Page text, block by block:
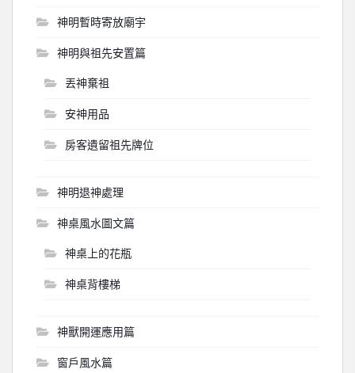
神明暫時寄放廟宇
神明與祖先安置篇
丟神棄祖
安神用品
房客遺留祖先牌位
神明退神處理
神桌風水圖文篇
神桌上的花瓶
神桌背樓梯
神獸開運應用篇
窗戶風水篇